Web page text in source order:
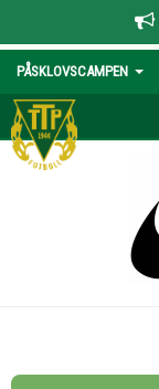
PÅSKLOVSCAMPEN
HEM